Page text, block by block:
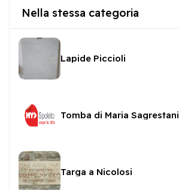
Nella stessa categoria
Lapide Piccioli
Tomba di Maria Sagrestani
Targa a Nicolosi